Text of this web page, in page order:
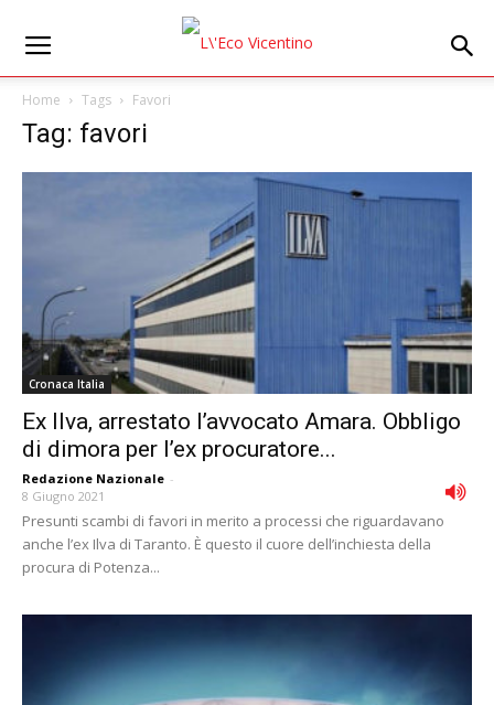
Home Tags Favori
Tag: favori
Cronaca Italia
Ex Ilva, arrestato l’avvocato Amara. Obbligo
di dimora per l’ex procuratore...
Redazione Nazionale -
8 Giugno 2021
Presunti scambi di favori in merito a processi che riguardavano
anche l’ex Ilva di Taranto. È questo il cuore dell’inchiesta della
procura di Potenza...